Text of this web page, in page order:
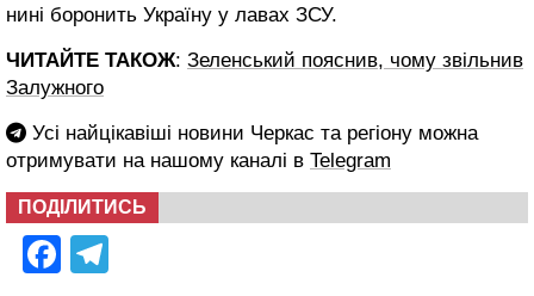
нині боронить Україну у лавах ЗСУ.
ЧИТАЙТЕ ТАКОЖ: Зеленський пояснив, чому звільнив
Залужного
Усі найцікавіші новини Черкас та регіону можна
отримувати на нашому каналі в Telegram
ПОДІЛИТИСЬ
Facebook